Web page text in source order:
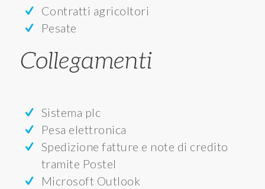
Contratti agricoltori
Pesate
Collegamenti
Sistema plc
Pesa elettronica
Spedizione fatture e note di credito
tramite Postel
Microsoft Outlook